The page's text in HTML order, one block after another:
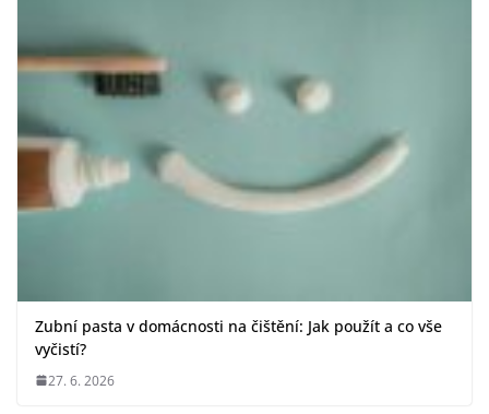
Zubní pasta v domácnosti na čištění: Jak použít a co vše
vyčistí?
27. 6. 2026